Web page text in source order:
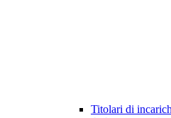
Titolari di